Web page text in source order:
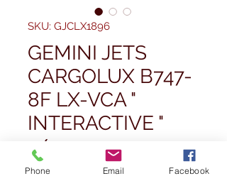
SKU: GJCLX1896
GEMINI JETS
CARGOLUX B747-
8F LX-VCA "
INTERACTIVE "
1/400
62,50 £Prezzo
Phone Email Facebook